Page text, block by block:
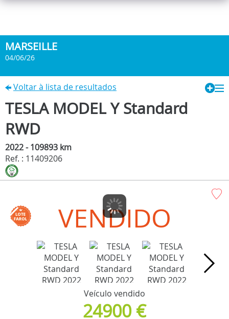
MARSEILLE
04/06/26
Voltar à lista de resultados
TESLA MODEL Y Standard
RWD
2022 - 109893 km
Ref. : 11409206
VENDIDO
Veículo vendido
24900 €